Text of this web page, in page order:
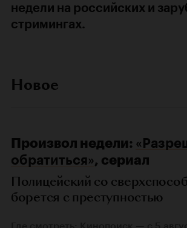
недели на российских и
стримингах.
Новое
Произвол недели:
обратиться», сериал
Полицейский со
борется с преступностью